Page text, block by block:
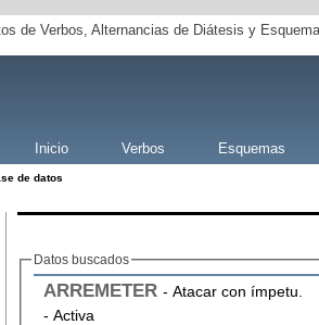
de Verbos, Alternancias de Diátesis y
Inicio Verbos Esquemas
de datos
Datos buscados
ARREMETER - Atacar con ímpetu.
- Activa